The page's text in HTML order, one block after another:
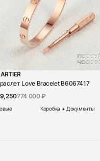
Love Bracelet B6067417
774 000 ₽
Коробка + Документы